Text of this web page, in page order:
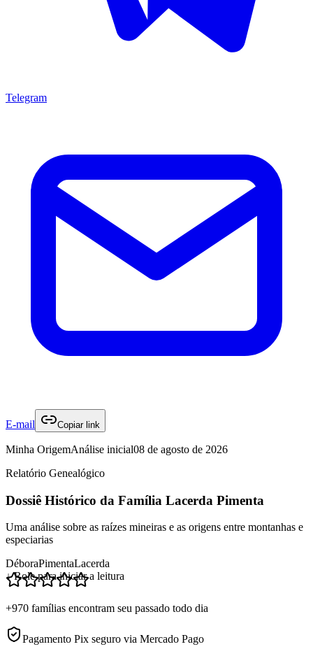
Telegram
E-mail Copiar link
Minha OrigemAnálise inicial08 de agosto de 2026
Relatório Genealógico
Dossiê Histórico da Família Lacerda Pimenta
Uma análise sobre as raízes mineiras e as origens entre montanhas e
especiarias
DéboraPimentaLacerda
↓ Role para iniciar a leitura
+970 famílias encontram seu passado todo dia
Pagamento Pix seguro via Mercado Pago